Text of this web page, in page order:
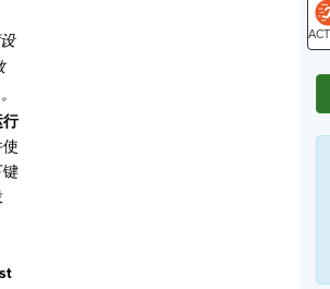
行
键